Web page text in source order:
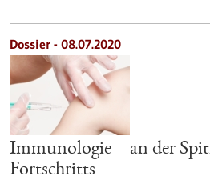
Dossier - 08.07.2020
Immunologie – an der
Fortschritts